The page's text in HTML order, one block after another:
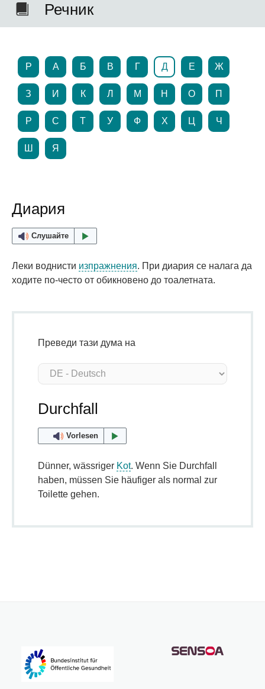
Речник
P А Б В Г Д Е Ж
З И К Л М Н О П
Р С Т У Ф Х Ц Ч
Ш Я
Диария
Слушайте
Леки воднисти изпражнения. При диария се налага да
ходите по-често от обикновено до тоалетната.
Преведи тази дума на
Durchfall
Vorlesen
Dünner, wässriger Kot. Wenn Sie Durchfall
haben, müssen Sie häufiger als normal zur
Toilette gehen.